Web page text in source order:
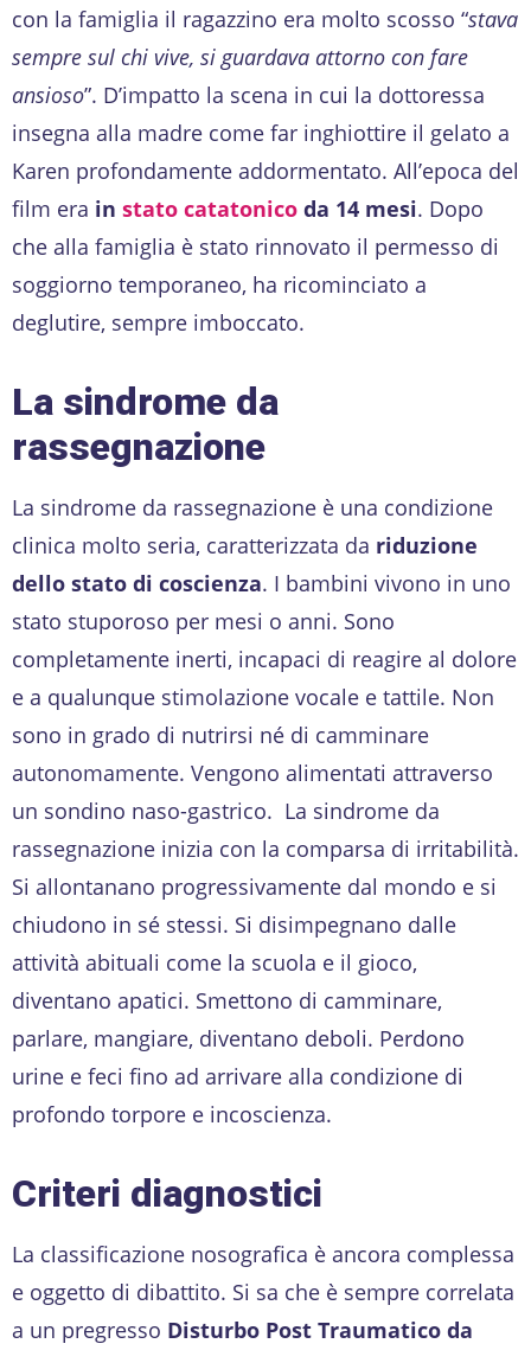
con la famiglia il ragazzino era molto scosso “stava
sempre sul chi vive, si guardava attorno con fare
ansioso”. D’impatto la scena in cui la dottoressa
insegna alla madre come far inghiottire il gelato a
Karen profondamente addormentato. All’epoca del
film era in stato catatonico da 14 mesi. Dopo
che alla famiglia è stato rinnovato il permesso di
soggiorno temporaneo, ha ricominciato a
deglutire, sempre imboccato.
La sindrome da
rassegnazione
La sindrome da rassegnazione è una condizione
clinica molto seria, caratterizzata da riduzione
dello stato di coscienza. I bambini vivono in uno
stato stuporoso per mesi o anni. Sono
completamente inerti, incapaci di reagire al dolore
e a qualunque stimolazione vocale e tattile. Non
sono in grado di nutrirsi né di camminare
autonomamente. Vengono alimentati attraverso
un sondino naso-gastrico. La sindrome da
rassegnazione inizia con la comparsa di irritabilità.
Si allontanano progressivamente dal mondo e si
chiudono in sé stessi. Si disimpegnano dalle
attività abituali come la scuola e il gioco,
diventano apatici. Smettono di camminare,
parlare, mangiare, diventano deboli. Perdono
urine e feci fino ad arrivare alla condizione di
profondo torpore e incoscienza.
Criteri diagnostici
La classificazione nosografica è ancora complessa
e oggetto di dibattito. Si sa che è sempre correlata
a un pregresso Disturbo Post Traumatico da